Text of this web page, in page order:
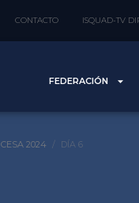
CONTACTO ISQUAD-TV
FEDERACIÓN
CESA 2024 DÍA 6